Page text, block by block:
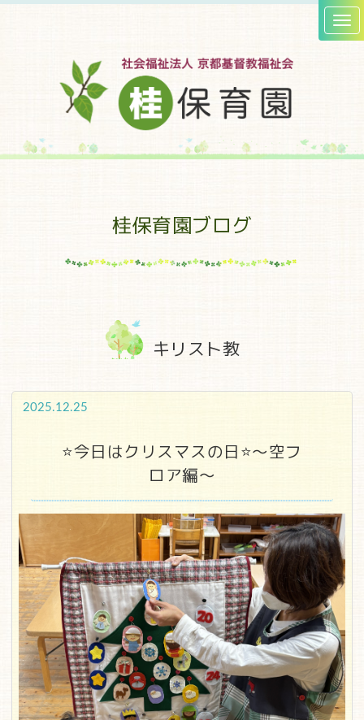
桂保育園ブログ
キリスト教
2025.12.25
⭐今日はクリスマスの日⭐～空フ
ロア編～